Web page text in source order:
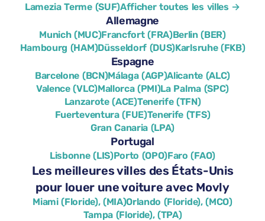
Lamezia Terme (SUF)Afficher toutes les villes →
Allemagne
Munich (MUC)Francfort (FRA)Berlin (BER)
Hambourg (HAM)Düsseldorf (DUS)Karlsruhe (FKB)
Espagne
Barcelone (BCN)Málaga (AGP)Alicante (ALC)
Valence (VLC)Mallorca (PMI)La Palma (SPC)
Lanzarote (ACE)Tenerife (TFN)
Fuerteventura (FUE)Tenerife (TFS)
Gran Canaria (LPA)
Portugal
Lisbonne (LIS)Porto (OPO)Faro (FAO)
Les meilleures villes des États-Unis
pour louer une voiture avec Movly
Miami (Floride), (MIA)Orlando (Floride), (MCO)
Tampa (Floride), (TPA)